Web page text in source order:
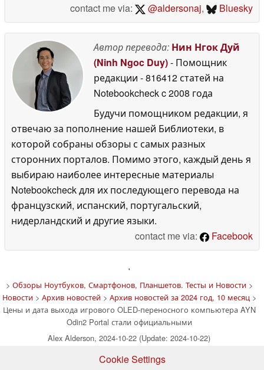
contact me via:
@aldersonaj, Bluesky
Автор перевода: Нин Нгок Дуй
(Ninh Ngoc Duy)- Помощник
редакции - 816412 статей на
Notebookcheckc 2008 года
Будучи помощником редакции, я
отвечаю за пополнение нашей Библиотеки, в
которой собраны обзоры с самых разных
сторонних порталов. Помимо этого, каждый день я
выбираю наиболее интересные материалы
Notebookcheck для их последующего перевода на
французский, испанский, португальский,
нидерландский и другие языки.
contact me via:
Facebook
'
> Обзоры Ноутбуков, Смартфонов, Планшетов. Тесты и Новости>
Новости> Архив новостей> Архив новостей за 2024 год, 10 месяц>
Цены и дата выхода игрового OLED-переносного компьютера AYN
Odin2 Portal стали официальными
Alex Alderson, 2024-10-22 (Update: 2024-10-22)
Cookie Settings